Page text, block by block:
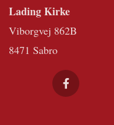
Lading Kirke
Viborgvej 862B
8471 Sabro